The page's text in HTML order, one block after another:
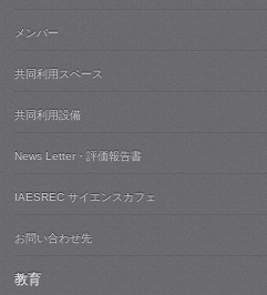
メンバー
共同利用スペース
共同利用設備
News Letter・評価報告書
IAESREC サイエンスカフェ
お問い合わせ先
教育